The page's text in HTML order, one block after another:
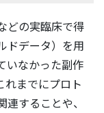
どの実臨床で得
ドデータ）を用
いなかった副作
れまでにプロト
することや、